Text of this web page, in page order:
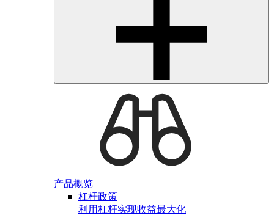
产品概览
杠杆政策
利用杠杆实现收益最大化